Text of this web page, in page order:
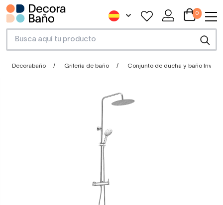
0
Decorabaño Grifería de baño Conjunto de ducha y baño